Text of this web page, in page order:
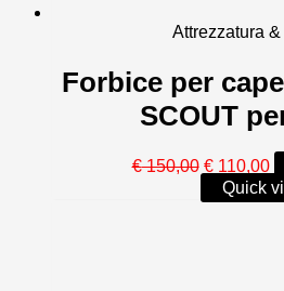
Attrezzatura
Forbice per
SCOUT
€150,00 Il
prezzo
originale
€110,00Il
Quick